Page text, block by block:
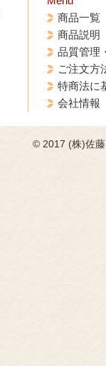
商品一覧
商品説明
品質管理
ご注文方
特商法に
会社情報
© 2017 (株)佐